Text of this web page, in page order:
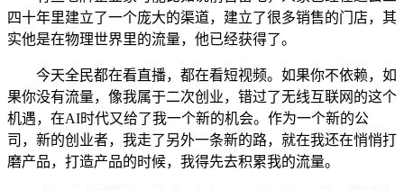
四十年里建立了一个庞大的渠道，建立了很多销售的门店，其
实他是在物理世界里的流量，他已经获得了。
今天全民都在看直播，都在看短视频。如果你不依赖，如
果你没有流量，像我属于二次创业，错过了无线互联网的这个
机遇，在AI时代又给了我一个新的机会。作为一个新的公
司，新的创业者，我走了另外一条新的路，就在我还在悄悄打
磨产品，打造产品的时候，我得先去积累我的流量。